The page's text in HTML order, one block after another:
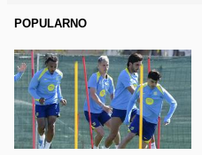
POPULARNO